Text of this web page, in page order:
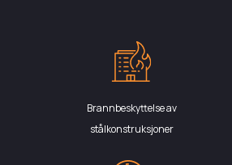
Brannbeskyttelse av
stålkonstruksjoner